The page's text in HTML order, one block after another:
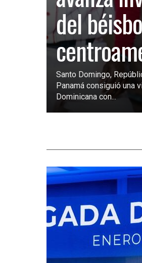
del
Santo Domingo,
Panamá consiguió una
Dominicana con...